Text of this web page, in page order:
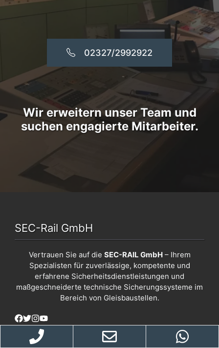
02327/2992922
Wir erweitern unser Team und
suchen engagierte Mitarbeiter.
SEC-Rail GmbH
Vertrauen Sie auf die SEC-RAIL GmbH– Ihrem
Spezialisten für zuverlässige, kompetente und
erfahrene Sicherheitsdienstleistungen und
maßgeschneiderte technische Sicherungssysteme im
Bereich von Gleisbaustellen.